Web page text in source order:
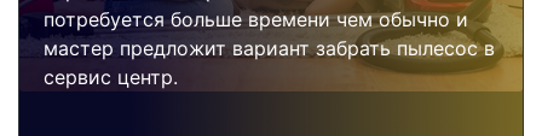
потребуется больше времени чем обычно и
мастер предложит вариант забрать пылесос в
сервис центр.